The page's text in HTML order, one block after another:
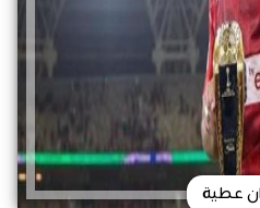
عطية